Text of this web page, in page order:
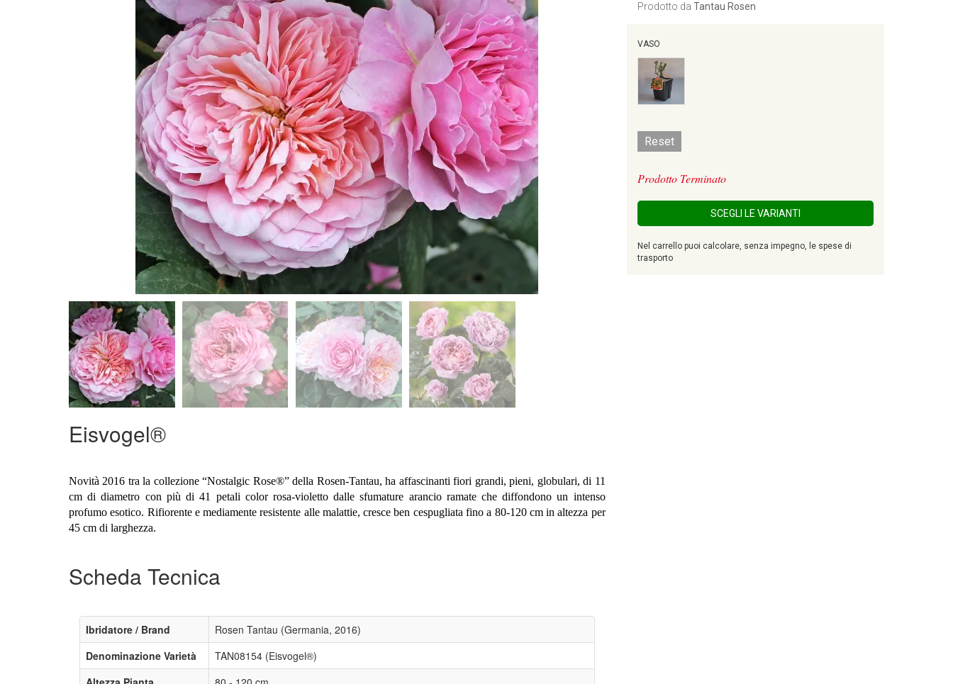
Eisvogel®
Novità 2016 tra la collezione “Nostalgic Rose®” della Rosen-Tantau, ha affascinanti fiori grandi, pieni, globulari, di 11
cm di diametro con più di 41 petali color rosa-violetto dalle sfumature arancio ramate che diffondono un intenso
profumo esotico. Rifiorente e mediamente resistente alle malattie, cresce ben cespugliata fino a 80-120 cm in altezza per
45 cm di larghezza.
Scheda Tecnica
Ibridatore / Brand
Rosen Tantau (Germania, 2016)
Denominazione Varietà
TAN08154 (Eisvogel®)
Prodotto da Tantau Rosen
VASO
Reset
Prodotto Terminato
SCEGLI LE VARIANTI
Nel carrello puoi calcolare, senza impegno, le spese di
trasporto